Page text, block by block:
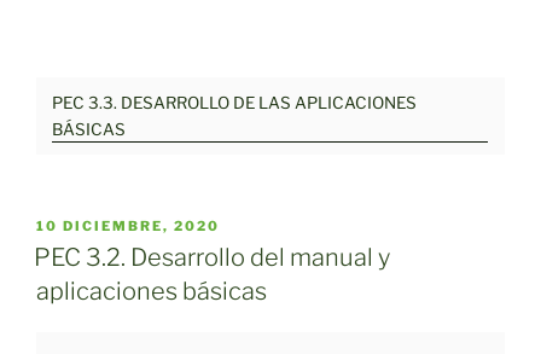
PEC 3.3. DESARROLLO DE LAS APLICACIONES
BÁSICAS
PUBLICADO
EL
10 DICIEMBRE, 2020
PEC 3.2. Desarrollo del manual y
aplicaciones básicas